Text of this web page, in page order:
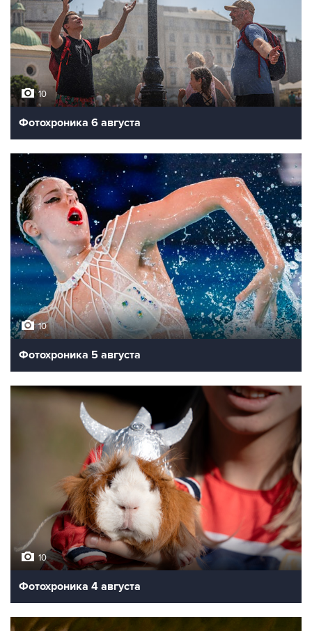
10
Фотохроника 6 августа
10
Фотохроника 5 августа
10
Фотохроника 4 августа